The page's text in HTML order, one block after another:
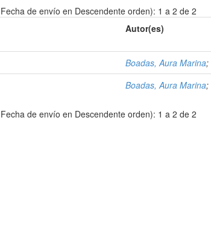
de envío en Descendente orden): 1 a 2 de 2
Autor(es)
Boadas, Aura Marina;
Boadas, Aura Marina;
de envío en Descendente orden): 1 a 2 de 2